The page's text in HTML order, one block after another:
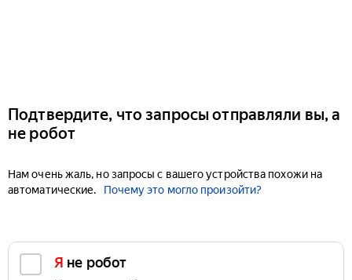
Подтвердите, что запросы отправляли вы, а
не робот
Нам очень жаль, но запросы с вашего устройства похожи на
автоматические.
Почему это могло произойти?
Я не робот